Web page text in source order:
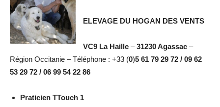
ELEVAGE DU HOGAN DES VENTS
VC9 La Haille –31230 Agassac –
Région Occitanie – Téléphone : +33 (0)5 61 79 29 72 / 09 62
53 29 72 / 06 99 54 22 86
Praticien TTouch 1